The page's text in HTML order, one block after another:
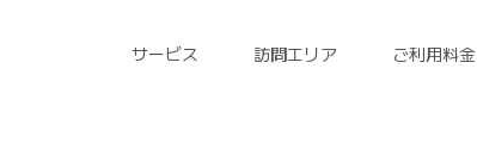
サービス 訪問エリア ご利用料金